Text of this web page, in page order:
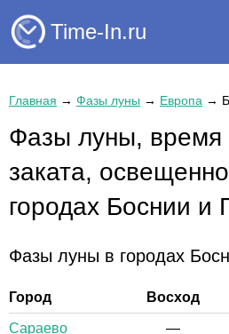
Time-In.ru
Главная → Фазы луны → Европа →
Фазы луны, время
заката,
городах Боснии и
Фазы луны в городах
Город Восход
Сараево —